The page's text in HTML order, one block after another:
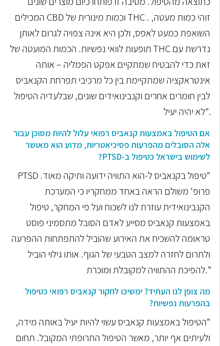
CBD THC. זוהי כמות מעטה,
השואפת כמעט לאפס, ולכן היא אינה צפויה לגרום לאותן
THC
זאת כדי להבטיח שמתקיים אפקט הפמליה – אותה
אינטראקציה שמתקיימת בין כל מרכיבי תפרחת הקנאביס
לבין חומרים אחרים וקנבינואידים שונים, שבלעדיה הטיפול
לא יהיה יעיל".
אם הטיפול באמצעות קנאביס רפואי עלול להיות מסוכן עבור
אלה הסובלים מהפרעות פסיכיאטריות, מדוע הוא מאושר
לשימוש בישראל כטיפול ב-PTSD?
"טיפול בקנאביס ל- PTSD
פרופ' משולם הראה באחד ממחקריו כי המערכת
הקנבינואידית עוזרת לנו לשכוח ועל פי המחקר, טיפול
באמצעות קנאביס מסייע לאדם הסובל מתסמיני פוסט
טראומה להשכיח את האירוע שהוביל להתפתחות ההפרעה
ולתרום לחזרה למצב הטבעי של הגוף. אותו גילוי הוביל
להפיכת ההתוויה למקובלת ומוכרת."
מה צופן לנו העתיד? ימשיכו לחקור קנאביס רפואי כטיפול
בהפרעות נפשיות?
"הטיפול באמצעות קנאביס עשוי להיות יעיל באותה מידה,
ולעיתים אף יותר, מאשר הטיפול התרופתי המקובל. תחום